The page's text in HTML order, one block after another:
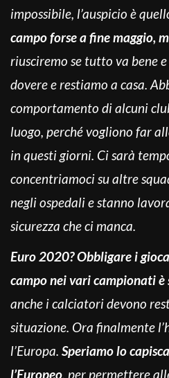
impossibile, l’auspicio è
campo forse a fine maggio,
riusciremo se tutto va bene
dovere e restiamo a casa.
comportamento di alcuni
luogo, perché vogliono far
in questi giorni. Ci sarà
concentriamoci su altre
negli ospedali e stanno
sicurezza che ci manca.
Euro 2020? Obbligare i
campo nei vari campionati
anche i calciatori devono
situazione. Ora finalmente
l’Europa. Speriamo lo
l’Europeo, per permettere